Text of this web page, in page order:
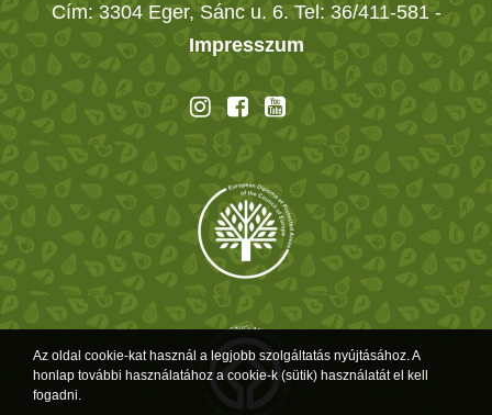
Cím: 3304 Eger, Sánc u. 6. Tel: 36/411-581 -
Impresszum
Az oldal cookie-kat használ a legjobb szolgáltatás nyújtásához. A
honlap további használatához a cookie-k (sütik) használatát el kell
fogadni.